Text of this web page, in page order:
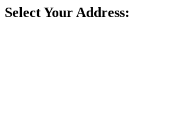
Select Your Address: